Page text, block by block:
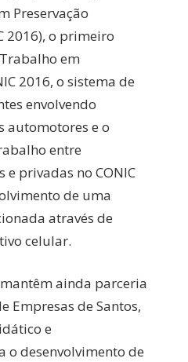
Preservação
2016), o primeiro
em
2016, o sistema de
envolvendo
automotores e o
entre
privadas no CONIC
de uma
através de
celular.
ainda parceria
Empresas de Santos,
e
o desenvolvimento de